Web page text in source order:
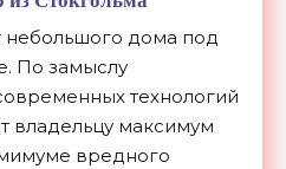
небольшого дома под
По замыслу
технологий
владельцу максимум
вредного